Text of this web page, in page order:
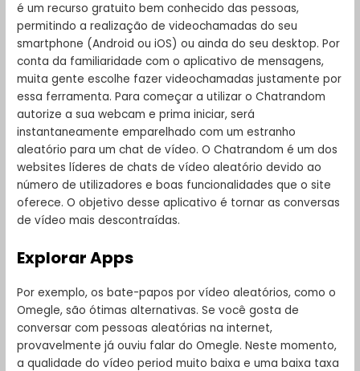
é um recurso gratuito bem conhecido das pessoas,
permitindo a realização de videochamadas do seu
smartphone (Android ou iOS) ou ainda do seu desktop. Por
conta da familiaridade com o aplicativo de mensagens,
muita gente escolhe fazer videochamadas justamente por
essa ferramenta. Para começar a utilizar o Chatrandom
autorize a sua webcam e prima iniciar, será
instantaneamente emparelhado com um estranho
aleatório para um chat de vídeo. O Chatrandom é um dos
websites líderes de chats de vídeo aleatório devido ao
número de utilizadores e boas funcionalidades que o site
oferece. O objetivo desse aplicativo é tornar as conversas
de vídeo mais descontraídas.
Explorar Apps
Por exemplo, os bate-papos por vídeo aleatórios, como o
Omegle, são ótimas alternativas. Se você gosta de
conversar com pessoas aleatórias na internet,
provavelmente já ouviu falar do Omegle. Neste momento,
a qualidade do vídeo period muito baixa e uma baixa taxa